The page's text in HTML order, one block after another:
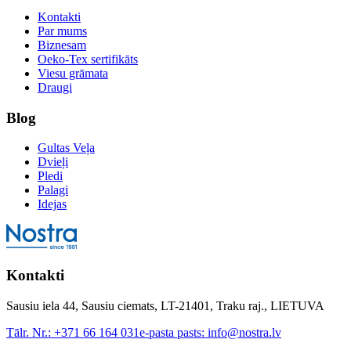
Kontakti
Par mums
Biznesam
Oeko-Tex sertifikāts
Viesu grāmata
Draugi
Blog
Gultas Veļa
Dvieļi
Pledi
Palagi
Idejas
Kontakti
Sausiu iela 44, Sausiu ciemats, LT-21401, Traku raj., LIETUVA
Tālr. Nr.: +371 66 164 031e-pasta pasts: info@nostra.lv